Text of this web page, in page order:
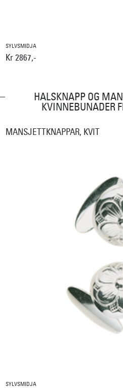
SYLVSMIDJA
Kr 2867,-
HALSKNAPP OG
KVINNEBUNADER
MANSJETTKNAPPAR, KVIT
SYLVSMIDJA